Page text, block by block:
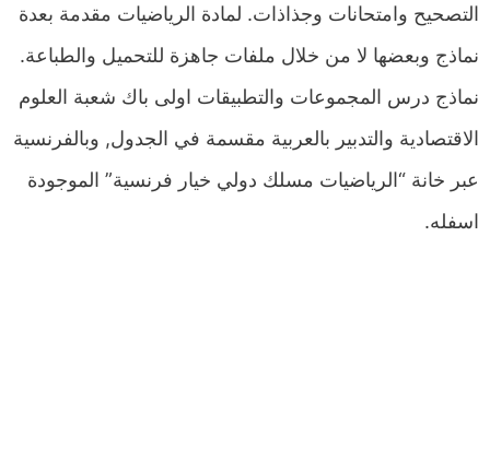
التصحيح وامتحانات وجذاذات. لمادة الرياضيات مقدمة بعدة
نماذج وبعضها لا من خلال ملفات جاهزة للتحميل والطباعة.
نماذج درس المجموعات والتطبيقات اولى باك شعبة العلوم
الاقتصادية والتدبير بالعربية مقسمة في الجدول, وبالفرنسية
عبر خانة “الرياضيات مسلك دولي خيار فرنسية” الموجودة
اسفله.